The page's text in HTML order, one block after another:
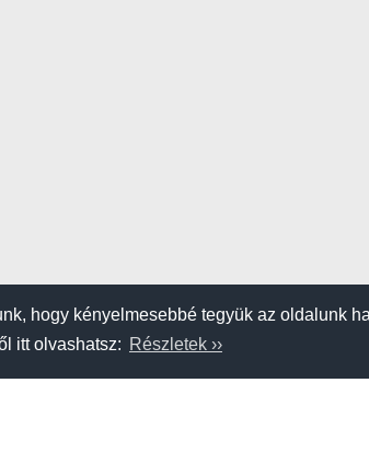
hogy kényelmesebbé tegyük az oldalunk
itt olvashatsz: Részletek ››